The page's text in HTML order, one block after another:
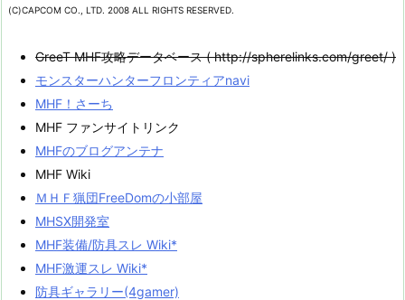
(C)CAPCOM CO., LTD. 2008 ALL RIGHTS RESERVED.
GreeT MHF攻略データベース ( http://spherelinks.com/greet/ )
モンスターハンターフロンティアnavi
MHF！さーち
MHF ファンサイトリンク
MHFのブログアンテナ
MHF Wiki
ＭＨＦ猟団FreeDomの小部屋
MHSX開発室
MHF装備/防具スレ Wiki*
MHF激運スレ Wiki*
防具ギャラリー(4gamer)